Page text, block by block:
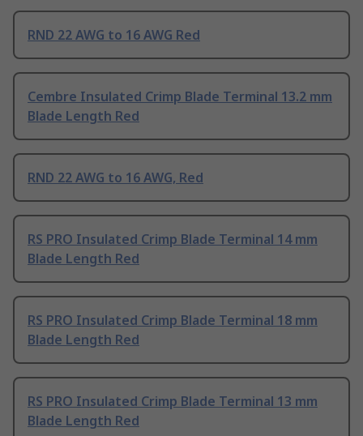
RND 22 AWG to 16 AWG Red
Cembre Insulated Crimp Blade Terminal 13.2 mm
Blade Length Red
RND 22 AWG to 16 AWG, Red
RS PRO Insulated Crimp Blade Terminal 14 mm
Blade Length Red
RS PRO Insulated Crimp Blade Terminal 18 mm
Blade Length Red
RS PRO Insulated Crimp Blade Terminal 13 mm
Blade Length Red